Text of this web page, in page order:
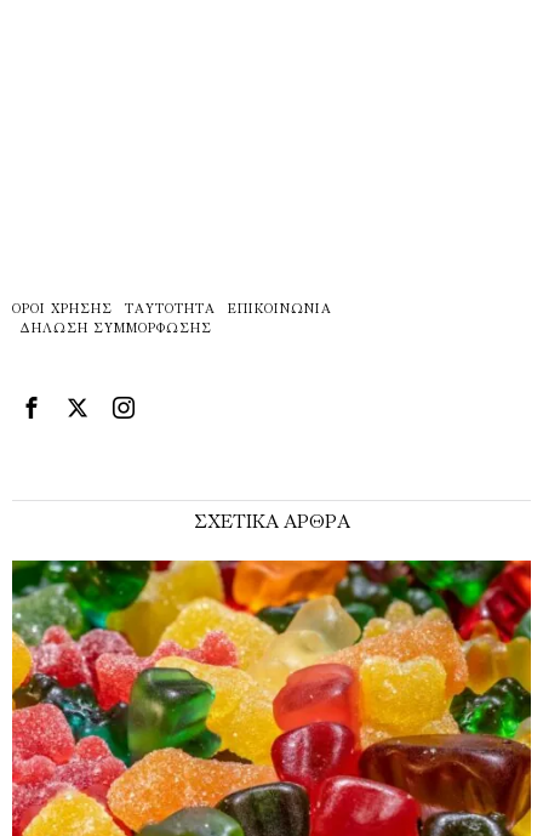
ΌΡΟΙ ΧΡΉΣΗΣ ΤΑΥΤΌΤΗΤΑ
ΕΠΙΚΟΙΝΩΝΊΑ
ΔΉΛΩΣΗ ΣΥΜΜΌΡΦΩΣΗΣ
ΣΧΕΤΙΚΑ ΑΡΘΡΑ